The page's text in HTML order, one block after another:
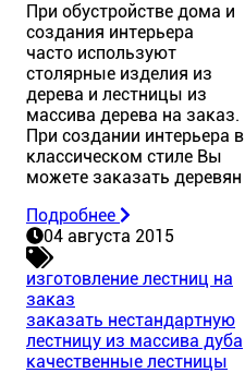
При обустройстве дома и
создания интерьера
часто используют
столярные изделия из
дерева и лестницы из
массива дерева на заказ.
При создании интерьера в
классическом стиле Вы
можете заказать деревян
Подробнее
04 августа 2015
изготовление лестниц на
заказ
заказать нестандартную
лестницу из массива дуба
качественные лестницы